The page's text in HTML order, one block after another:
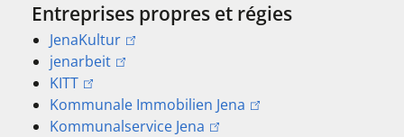
Entreprises propres et régies
JenaKultur
jenarbeit
KITT
Kommunale Immobilien Jena
Kommunalservice Jena